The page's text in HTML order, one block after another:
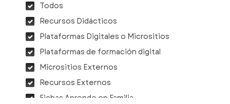
Todos
Recursos Didácticos
Plataformas Digitales o Micrositios
Plataformas de formación digital
Micrositios Externos
Recursos Externos
Fichas Aprende en Familia